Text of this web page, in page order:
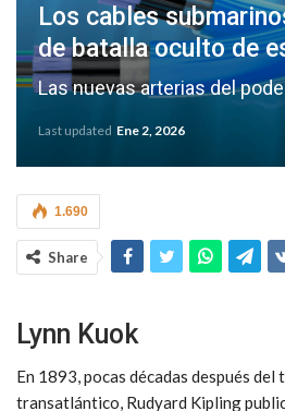
Los cables
de batalla oculto de
Las nuevas arterias del
Last updated Ene 2, 2026
1.690
Share
Lynn Kuok
En 1893, pocas décadas después del
transatlántico, Rudyard Kipling